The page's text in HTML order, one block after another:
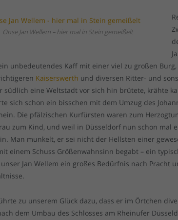
Onse Jan Wellem – hier mal in Stein gemeißelt
unbedeutendes Kaff mit einer viel zu großen
Kaiserswerth und diversen Ritter- und
südlich eine Weltstadt vor sich hin brütete, krähte
sich schon ein bisschen mit dem Umzug des
Die pfälzischen Kurfürsten waren zum
zum Kind, und weil in Düsseldorf nun schon mal
Man munkelt, er sei nicht der Hellsten einer
einem Schuss Größenwahnsinn begabt – ein
Jan Wellem ein großes Bedürfnis nach Pracht
zu unserem Glück dazu, dass er im Örtchen
dem Umbau des Schlosses am Rheinufer